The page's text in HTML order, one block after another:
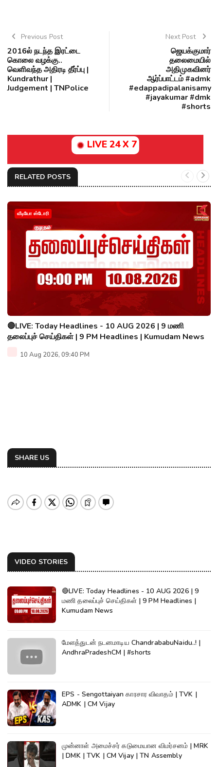
Previous Post
2016ல் நடந்த இரட்டை
கொலை வழக்கு..
வெளிவந்த அதிரடி தீர்ப்பு |
Kundrathur |
Judgement | TNPolice
Next Post
ஜெயக்குமார்
தலைமையில்
அதிமுகவினர்
ஆர்ப்பாட்டம் #admk
#edappadipalanisamy
#jayakumar #dmk
#shorts
LIVE 24 X 7
RELATED POSTS
வீடியோ ஸ்டோரி
🔴LIVE: Today Headlines - 10 AUG 2026 | 9 மணி
தலைப்புச் செய்திகள் | 9 PM Headlines | Kumudam News
10 Aug 2026, 09:40 PM
SHARE US
VIDEO STORIES
🔴LIVE: Today Headlines - 10 AUG 2026 | 9
மணி தலைப்புச் செய்திகள் | 9 PM Headlines |
Kumudam News
மேளத்துடன் நடனமாடிய ChandrababuNaidu..! |
AndhraPradeshCM | #shorts
EPS - Sengottaiyan காரசார விவாதம் | TVK |
ADMK | CM Vijay
முன்னாள் அமைச்சர் கடுமையான விமர்சனம் | MRK
| DMK | TVK | CM Vijay | TN Assembly